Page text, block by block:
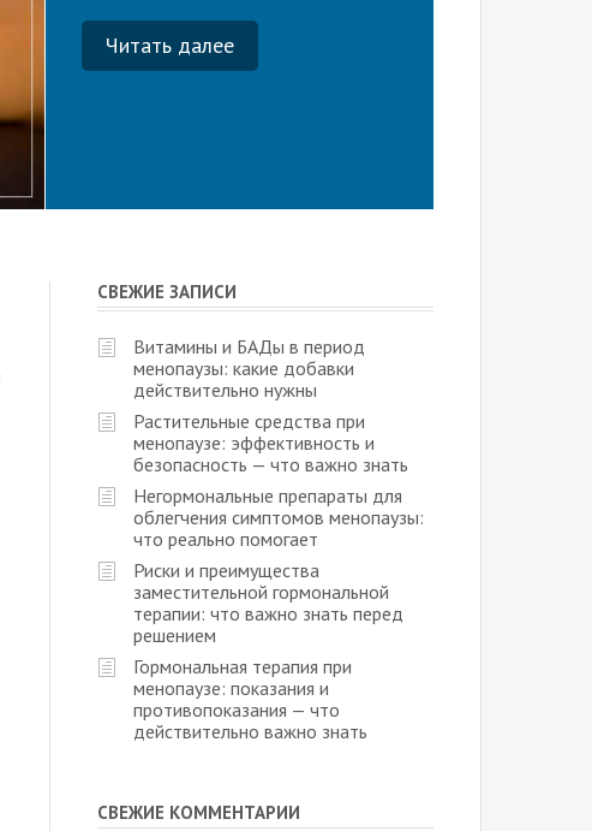
Читать далее
СВЕЖИЕ ЗАПИСИ
Витамины и БАДы в период
менопаузы: какие добавки
действительно нужны
Растительные средства при
менопаузе: эффективность и
безопасность — что важно знать
Негормональные препараты для
облегчения симптомов менопаузы:
что реально помогает
Риски и преимущества
заместительной гормональной
терапии: что важно знать перед
решением
Гормональная терапия при
менопаузе: показания и
противопоказания — что
действительно важно знать
СВЕЖИЕ КОММЕНТАРИИ